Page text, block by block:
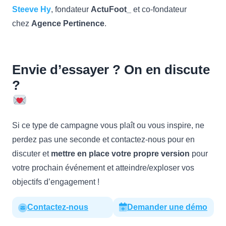
Steeve Hy, fondateur ActuFoot_
et co-fondateur
chez Agence Pertinence.
Envie d’essayer ? On en discute
?
Si ce type de campagne vous plaît ou vous inspire, ne
perdez pas une seconde et contactez-nous pour en
discuter et mettre en place votre propre version pour
votre prochain événement et atteindre/exploser vos
objectifs d’engagement !
Contactez-nous Demander une démo